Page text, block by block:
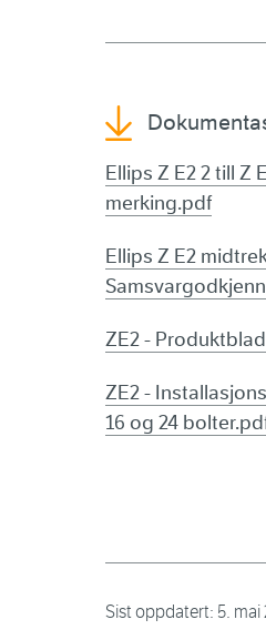
Ellips Z E2 2 till Z
merking.pdf
Ellips Z E2
ZE2 -
ZE2 -
16 og 24
Sist oppdatert: 5. mai